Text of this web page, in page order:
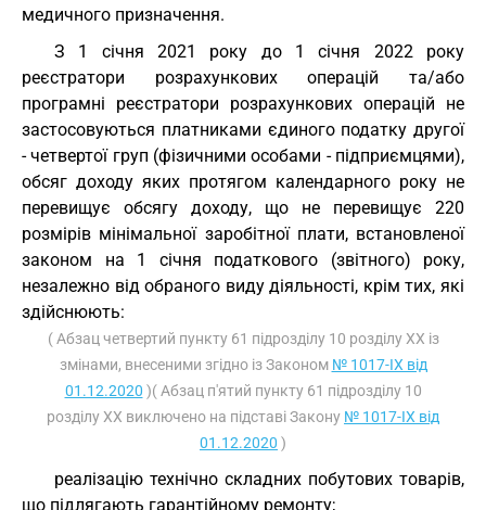
медичного призначення.
З 1 січня 2021 року до 1 січня 2022 року
реєстратори розрахункових операцій та/або
програмні реєстратори розрахункових операцій не
застосовуються платниками єдиного податку другої
- четвертої груп (фізичними особами - підприємцями),
обсяг доходу яких протягом календарного року не
перевищує обсягу доходу, що не перевищує 220
розмірів мінімальної заробітної плати, встановленої
законом на 1 січня податкового (звітного) року,
незалежно від обраного виду діяльності, крім тих, які
здійснюють:
( Абзац четвертий пункту 61 підрозділу 10 розділу ХХ із
змінами, внесеними згідно із Законом № 1017-IX від
01.12.2020 )( Абзац п'ятий пункту 61 підрозділу 10
розділу ХХ виключено на підставі Закону № 1017-IX від
01.12.2020 )
реалізацію технічно складних побутових товарів,
що підлягають гарантійному ремонту;